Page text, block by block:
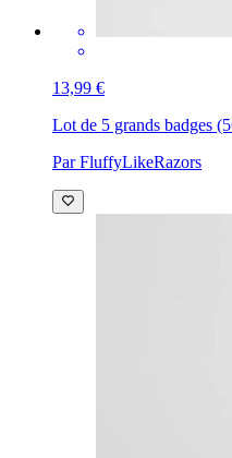
13,99 €
Lot de 5 grands badges
Par FluffyLikeRazors